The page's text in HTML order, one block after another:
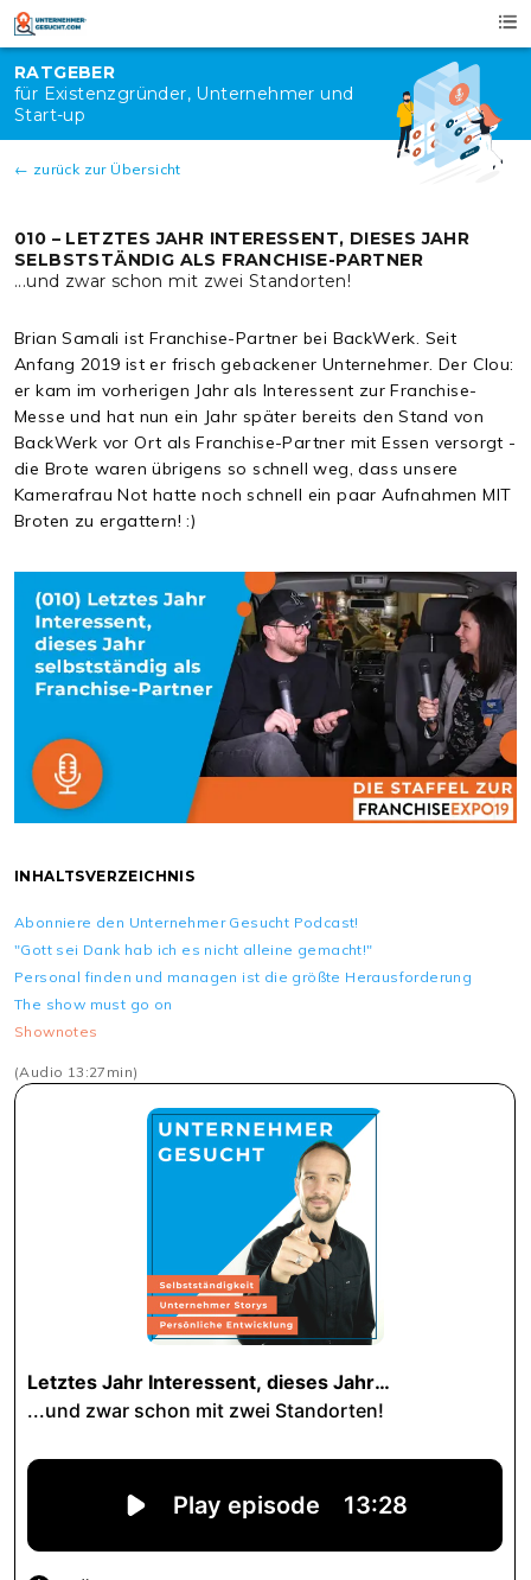
Skip
content
RATGEBER
für Existenzgründer, Unternehmer und
Start-up
← zurück zur Übersicht
010 – LETZTES JAHR INTERESSENT, DIESES JAHR
SELBSTSTÄNDIG ALS FRANCHISE-PARTNER
...und zwar schon mit zwei Standorten!
Brian Samali ist Franchise-Partner bei BackWerk. Seit
Anfang 2019 ist er frisch gebackener Unternehmer. Der Clou:
er kam im vorherigen Jahr als Interessent zur Franchise-
Messe und hat nun ein Jahr später bereits den Stand von
BackWerk vor Ort als Franchise-Partner mit Essen versorgt -
die Brote waren übrigens so schnell weg, dass unsere
Kamerafrau Not hatte noch schnell ein paar Aufnahmen MIT
Broten zu ergattern! :)
INHALTSVERZEICHNIS
Abonniere den Unternehmer Gesucht Podcast!
"Gott sei Dank hab ich es nicht alleine gemacht!"
Personal finden und managen ist die größte Herausforderung
The show must go on
Shownotes
(Audio 13:27min)